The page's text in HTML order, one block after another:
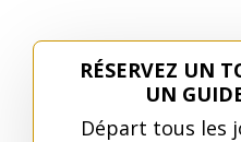
RÉSERVEZ UN
UN
Départ tous les